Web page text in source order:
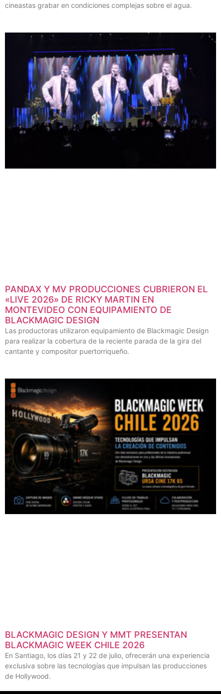
cineastas grabar en condiciones complejas sobre el agua.
PANDAX Y MV PRODUCCIONES CUBRIERON EL
«LIVE 2026» DE RICKY MARTIN EN
MONTEVIDEO CON EQUIPAMIENTO DE
BLACKMAGIC DESIGN
Las productoras utilizaron equipamiento de Blackmagic Design
para realizar la cobertura de la reciente parada de la gira del
cantante y compositor puertorriqueño.
BLACKMAGIC DESIGN Y MMT PRESENTAN
BLACKMAGIC WEEK CHILE 2026
En Santiago, los días 21 y 22 de julio, ofrecerán una experiencia
exclusiva sobre las tecnologías que impulsan las producciones
de Hollywood.